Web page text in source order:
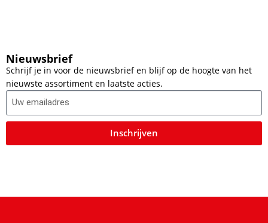
Nieuwsbrief
Schrijf je in voor de nieuwsbrief en blijf op de hoogte van het
nieuwste assortiment en laatste acties.
Inschrijven